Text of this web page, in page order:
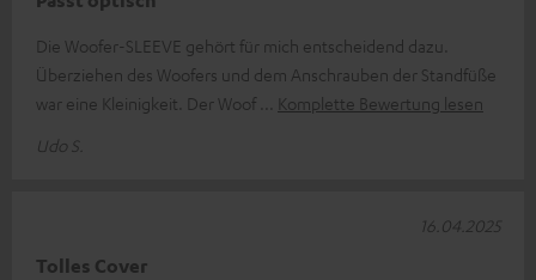
Die Woofer-SLEEVE gehört für mich entscheidend dazu.
Überziehen des Woofers und dem Anschrauben der Standfüße
war eine Kleinigkeit. Der Woof
Komplette Bewertung lesen
Udo S.
Tolles Cover
16.04.2025